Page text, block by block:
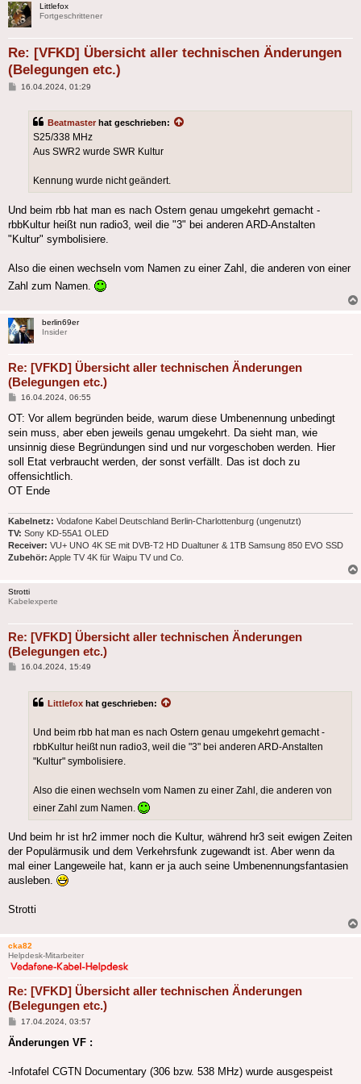
Littlefox
Fortgeschrittener
Re: [VFKD] Übersicht aller technischen Änderungen
(Belegungen etc.)
Beitrag
16.04.2024, 01:29
Beatmaster hat geschrieben:
S25/338 MHz
Aus SWR2 wurde SWR Kultur
Kennung wurde nicht geändert.
Und beim rbb hat man es nach Ostern genau umgekehrt gemacht -
rbbKultur heißt nun radio3, weil die "3" bei anderen ARD-Anstalten
"Kultur" symbolisiere.
Also die einen wechseln vom Namen zu einer Zahl, die anderen von einer
Zahl zum Namen.
berlin69er
Insider
Re: [VFKD] Übersicht aller technischen Änderungen
(Belegungen etc.)
Beitrag
16.04.2024, 06:55
OT: Vor allem begründen beide, warum diese Umbenennung unbedingt
sein muss, aber eben jeweils genau umgekehrt. Da sieht man, wie
unsinnig diese Begründungen sind und nur vorgeschoben werden. Hier
soll Etat verbraucht werden, der sonst verfällt. Das ist doch zu
offensichtlich.
OT Ende
Kabelnetz: Vodafone Kabel Deutschland Berlin-Charlottenburg (ungenutzt)
TV: Sony KD-55A1 OLED
Receiver: VU+ UNO 4K SE mit DVB-T2 HD Dualtuner & 1TB Samsung 850 EVO SSD
Zubehör: Apple TV 4K für Waipu TV und Co.
Strotti
Kabelexperte
Re: [VFKD] Übersicht aller technischen Änderungen
(Belegungen etc.)
Beitrag
16.04.2024, 15:49
Littlefox hat geschrieben:
Und beim rbb hat man es nach Ostern genau umgekehrt gemacht -
rbbKultur heißt nun radio3, weil die "3" bei anderen ARD-Anstalten
"Kultur" symbolisiere.
Also die einen wechseln vom Namen zu einer Zahl, die anderen von
einer Zahl zum Namen.
Und beim hr ist hr2 immer noch die Kultur, während hr3 seit ewigen Zeiten
der Populärmusik und dem Verkehrsfunk zugewandt ist. Aber wenn da
mal einer Langeweile hat, kann er ja auch seine Umbenennungsfantasien
ausleben.
Strotti
cka82
Helpdesk-Mitarbeiter
Re: [VFKD] Übersicht aller technischen Änderungen
(Belegungen etc.)
Beitrag
17.04.2024, 03:57
Änderungen VF :
-Infotafel CGTN Documentary (306 bzw. 538 MHz) wurde ausgespeist